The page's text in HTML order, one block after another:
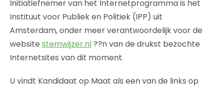
Initiatiefnemer van het Internetprogramma is het
Instituut voor Publiek en Politiek (IPP) uit
Amsterdam, onder meer verantwoordelijk voor de
website stemwijzer.nl??n van de drukst bezochte
Internetsites van dit moment.
U vindt Kandidaat op Maat als een van de links op